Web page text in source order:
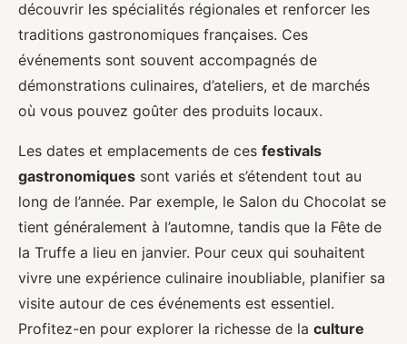
découvrir les spécialités régionales et renforcer les
traditions gastronomiques françaises. Ces
événements sont souvent accompagnés de
démonstrations culinaires, d’ateliers, et de marchés
où vous pouvez goûter des produits locaux.
Les dates et emplacements de ces festivals
gastronomiques sont variés et s’étendent tout au
long de l’année. Par exemple, le Salon du Chocolat se
tient généralement à l’automne, tandis que la Fête de
la Truffe a lieu en janvier. Pour ceux qui souhaitent
vivre une expérience culinaire inoubliable, planifier sa
visite autour de ces événements est essentiel.
Profitez-en pour explorer la richesse de la culture